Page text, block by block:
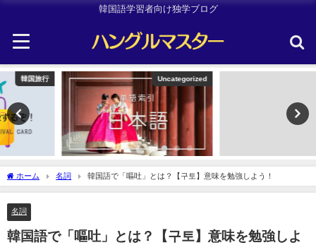
韓国語学習者向け独学ブログ
Uncategorized
ホーム 名詞 韓国語で「嘔吐」とは？【구토】意味を勉強しよう！
名詞
韓国語で「嘔吐」とは？【구토】意味を勉強しよ